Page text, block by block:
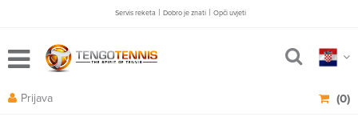
Servis reketa | Dobro je znati | Opči uvjeti
(0)
Prijava